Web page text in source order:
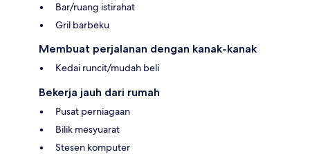
Bar/ruang istirahat
Gril barbeku
Membuat perjalanan dengan kanak-kanak
Kedai runcit/mudah beli
Bekerja jauh dari rumah
Pusat perniagaan
Bilik mesyuarat
Stesen komputer